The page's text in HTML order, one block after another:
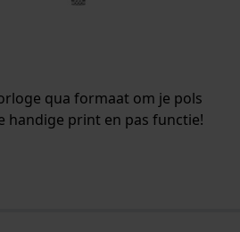
qua formaat om je pols
handige print en pas functie!